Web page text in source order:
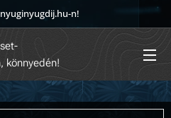
n! 🚀
könnyedén!